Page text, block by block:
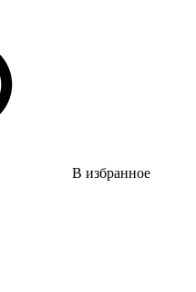
В избранное